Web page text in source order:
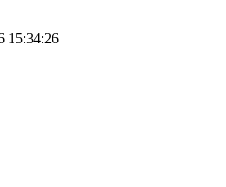
15:34:26